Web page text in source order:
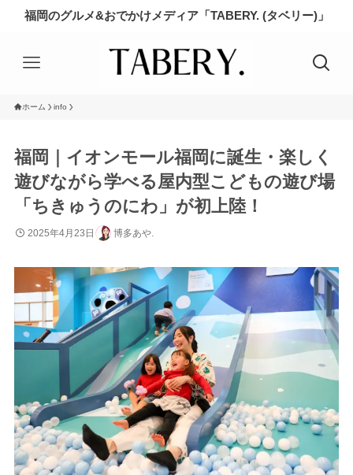
福岡のグルメ&おでかけメディア「TABERY. (タベリー)」
ホーム info
福岡｜イオンモール福岡に誕生・楽しく
遊びながら学べる屋内型こどもの遊び場
「ちきゅうのにわ」が初上陸！
2025年4月23日 博多あや.